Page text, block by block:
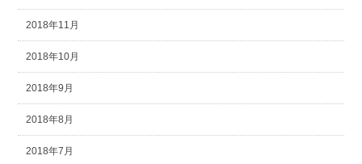
2018年11月
2018年10月
2018年9月
2018年8月
2018年7月